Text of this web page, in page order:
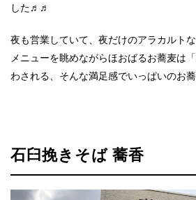
した♬♬
夜も営業していて、夜だけのアラカルト
メニューを眺めながらほおばるお蕎麦は
わされる、そんな満足感でいっぱいのお
石臼挽きそば 蕎香